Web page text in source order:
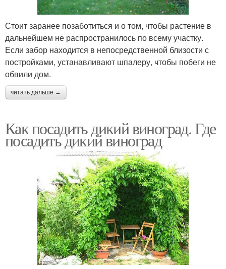
Стоит заранее позаботиться и о том, чтобы растение в
дальнейшем не распространилось по всему участку.
Если забор находится в непосредственной близости с
постройками, устанавливают шпалеру, чтобы побеги не
обвили дом.
читать дальше →
Как посадить дикий виноград. Где
посадить дикий виноград